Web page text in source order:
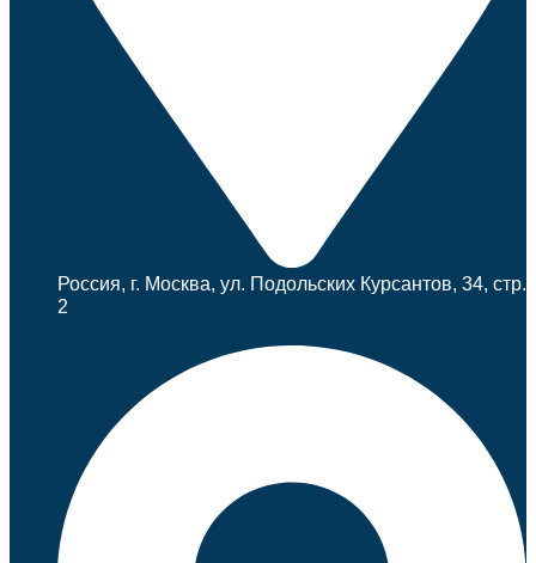
Россия, г. Москва, ул. Подольских Курсантов, 34, стр.
2